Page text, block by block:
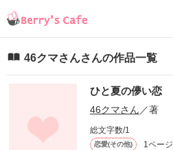
46クマさんさんの作品一覧
ひと夏の儚い恋
46クマさん ／著
総文字数/1
恋愛(その他) 1ページ